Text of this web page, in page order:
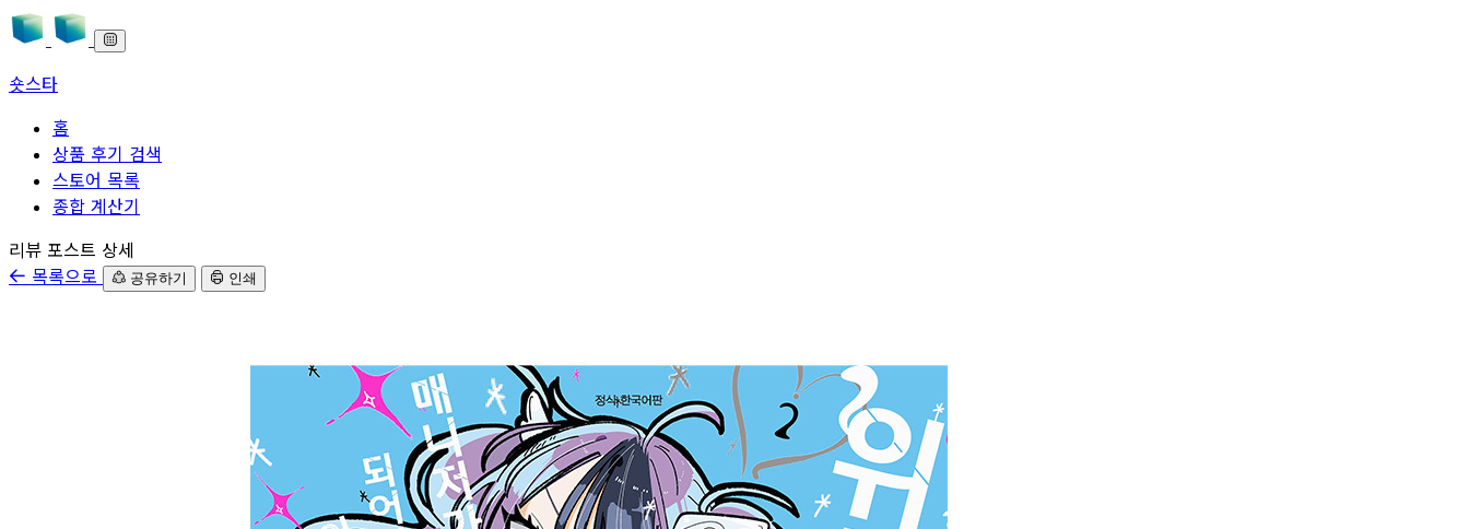
숏스타
홈
상품 후기 검색
스토어 목록
종합 계산기
본문으로 바로가기
리뷰 포스트 상세
목록으로
공유하기 인쇄